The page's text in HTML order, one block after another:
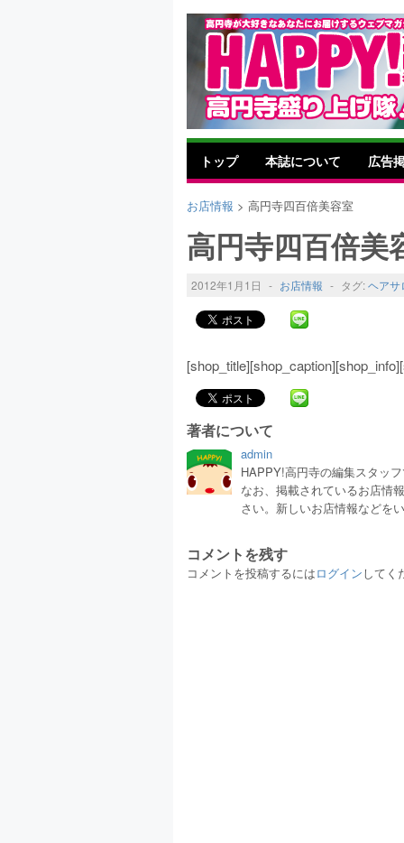
トップ 本誌について 広告
お店情報 > 高円寺四百倍美容室
高円寺四百倍美
2012年1月1日 - お店情報 - タグ:ヘアサ
著者について
admin
HAPPY!高円寺の編集スタッ
なお、掲載されているお店情
さい。新しいお店情報などを
コメントを残す
コメントを投稿するにはログインしてく